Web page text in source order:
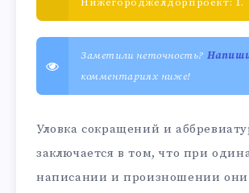
Заметили неточность?
комментариях ниже!
Уловка сокращений и
заключается в том, что при
написании и произношении они